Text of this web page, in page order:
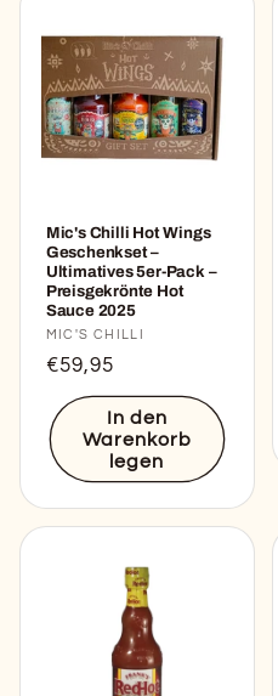
Mic's Chilli Hot Wings
Geschenkset –
Ultimatives 5er-Pack –
Preisgekrönte Hot
Sauce 2025
Anbieter:
MIC'S CHILLI
Normaler
Preis
€59,95
In den
Warenkorb
legen